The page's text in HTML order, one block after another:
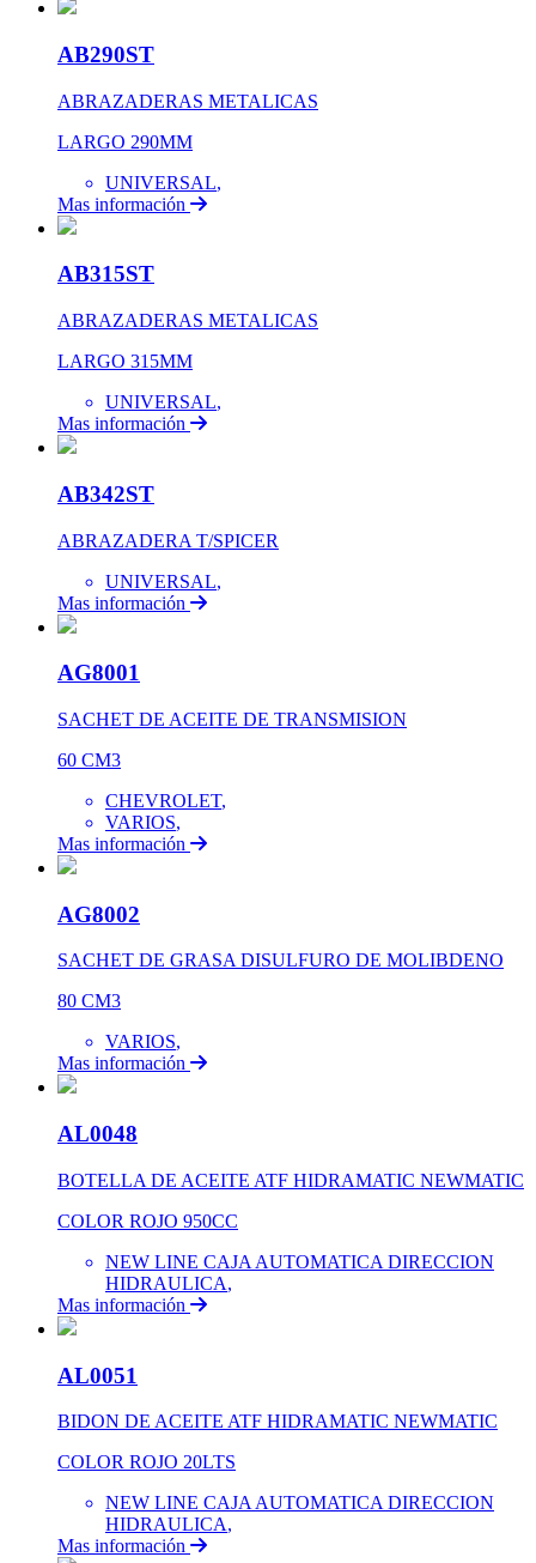
AB290ST
ABRAZADERAS METALICAS
LARGO 290MM
UNIVERSAL,
Mas información
AB315ST
ABRAZADERAS METALICAS
LARGO 315MM
UNIVERSAL,
Mas información
AB342ST
ABRAZADERA T/SPICER
UNIVERSAL,
Mas información
AG8001
SACHET DE ACEITE DE TRANSMISION
60 CM3
CHEVROLET,
VARIOS,
Mas información
AG8002
SACHET DE GRASA DISULFURO DE MOLIBDENO
80 CM3
VARIOS,
Mas información
AL0048
BOTELLA DE ACEITE ATF HIDRAMATIC NEWMATIC
COLOR ROJO 950CC
NEW LINE CAJA AUTOMATICA DIRECCION
HIDRAULICA,
Mas información
AL0051
BIDON DE ACEITE ATF HIDRAMATIC NEWMATIC
COLOR ROJO 20LTS
NEW LINE CAJA AUTOMATICA DIRECCION
HIDRAULICA,
Mas información